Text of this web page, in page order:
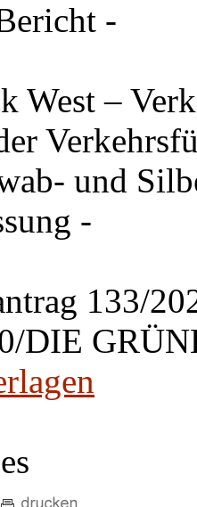
-
West –
und
-
133/
DIE